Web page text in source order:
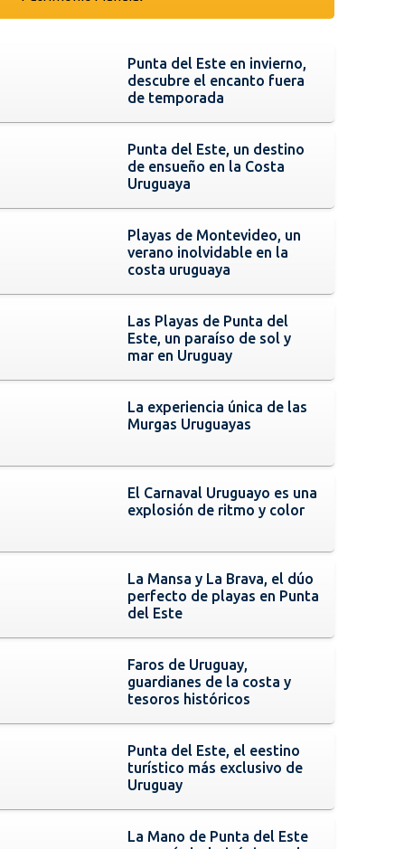
Punta del Este en invierno,
descubre el encanto fuera
de temporada
Punta del Este, un destino
de ensueño en la Costa
Uruguaya
Playas de Montevideo, un
verano inolvidable en la
costa uruguaya
Las Playas de Punta del
Este, un paraíso de sol y
mar en Uruguay
La experiencia única de las
Murgas Uruguayas
El Carnaval Uruguayo es una
explosión de ritmo y color
La Mansa y La Brava, el dúo
perfecto de playas en Punta
del Este
Faros de Uruguay,
guardianes de la costa y
tesoros históricos
Punta del Este, el eestino
turístico más exclusivo de
Uruguay
La Mano de Punta del Este